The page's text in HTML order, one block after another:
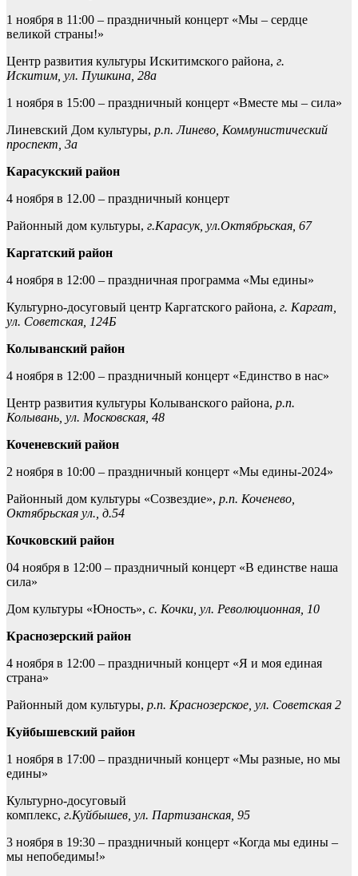
1 ноября в 11:00 – праздничный концерт «Мы – сердце
великой страны!»
Центр развития культуры Искитимского района, г.
Искитим, ул. Пушкина, 28а
1 ноября в 15:00 – праздничный концерт «Вместе мы – сила»
Линевский Дом культуры, р.п. Линево, Коммунистический
проспект, 3а​
Карасукский район
4 ноября в 12.00 – праздничный концерт
Районный дом культуры, г.Карасук, ул.Октябрьская, 67
Каргатский район
4 ноября в 12:00 – праздничная программа «Мы едины»
Культурно-досуговый центр Каргатского района, г. Каргат,
ул. Советская, 124Б
Колыванский район
4 ноября в 12:00 – праздничный концерт «Единство в нас»
Центр развития культуры Колыванского района, р.п.
Колывань, ул. Московская, 48
Коченевский район
2 ноября в 10:00 – праздничный концерт «Мы едины-2024»
Районный дом культуры «Созвездие», р.п. Коченево,
Октябрьская ул., д.54
Кочковский район
04 ноября в 12:00 – праздничный концерт «В единстве наша
сила»
Дом культуры «Юность», с. Кочки, ул. Революционная, 10
Краснозерский район
4 ноября в 12:00 – праздничный концерт «Я и моя единая
страна»
Районный дом культуры, р.п. Краснозерское, ул. Советская 2
Куйбышевский район
1 ноября в 17:00 – праздничный концерт «Мы разные, но мы
едины»
Культурно-досуговый
комплекс, г.Куйбышев, ул. Партизанская, 95
3 ноября в 19:30 – праздничный концерт «Когда мы едины –
мы непобедимы!»